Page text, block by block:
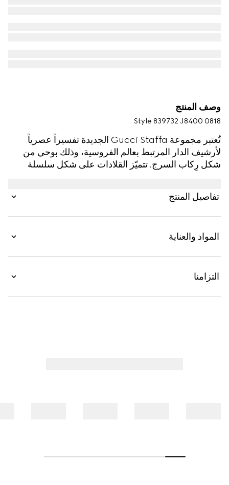
وصف المنتج
Style ‎839732 J8400 0818
تُعتبر مجموعة Gucci Staffa الجديدة تفسيراً عصرياً
لأرشيف الدار المرتبط بعالم الفروسية، وذلك بوحي من
شكل رِكاب السرج. تتميّز القلادات على شكل سلسلة
والأقراط.
تفاصيل المنتج
المواد والعناية
التزامنا